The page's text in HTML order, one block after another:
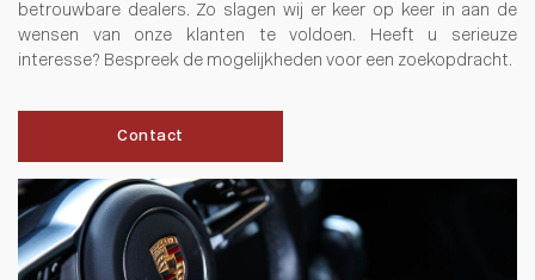
betrouwbare dealers. Zo slagen wij er keer op keer in aan de
wensen van onze klanten te voldoen. Heeft u serieuze
interesse? Bespreek de mogelijkheden voor een zoekopdracht.
Contact